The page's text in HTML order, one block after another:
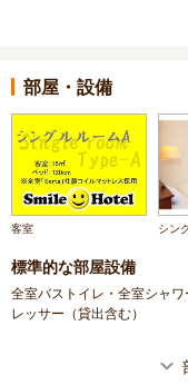
部屋・設備
客室 シン
標準的な部屋設備
全室バストイレ・全室シャ
レッサー（貸出含む）